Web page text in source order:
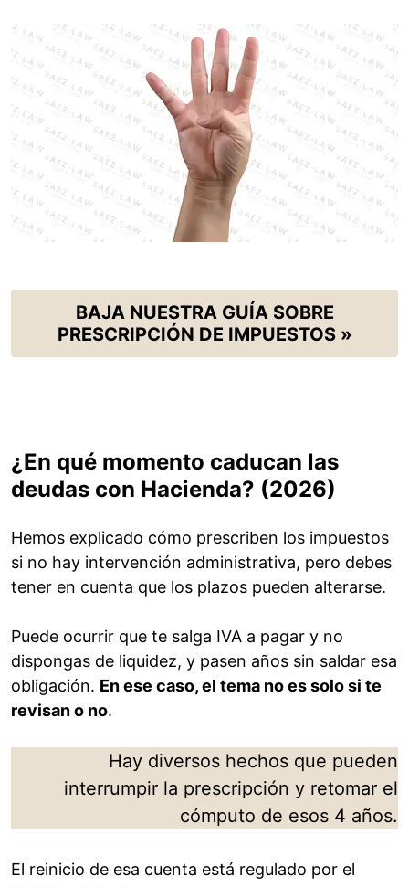
BAJA NUESTRA GUÍA SOBRE
PRESCRIPCIÓN DE IMPUESTOS »
¿En qué momento caducan las
deudas con Hacienda? (2026)
Hemos explicado cómo prescriben los impuestos
si no hay intervención administrativa, pero debes
tener en cuenta que los plazos pueden alterarse.
Puede ocurrir que te salga IVA a pagar y no
dispongas de liquidez, y pasen años sin saldar esa
obligación. En ese caso, el tema no es solo si te
revisan o no.
Hay diversos hechos que pueden
interrumpir la prescripción y retomar el
cómputo de esos 4 años.
El reinicio de esa cuenta está regulado por el